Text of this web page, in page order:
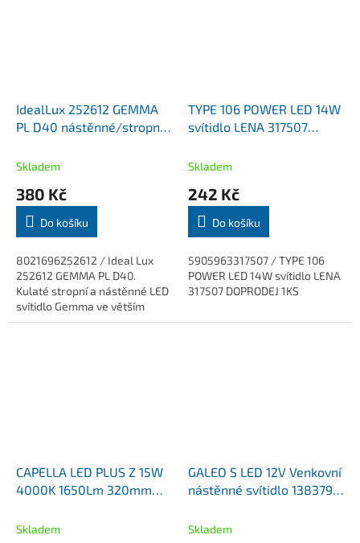
IdealLux 252612 GEMMA
PL D40 nástěnné/stropní
2880lm 3000K IP20 bílá
Skladem
380 Kč
Do košíku
8021696252612 / Ideal Lux
252612 GEMMA PL D40.
Kulaté stropní a nástěnné LED
svítidlo Gemma ve větším
bílém provedení o
TYPE 106 POWER LED 14W
svítidlo LENA 317507
Skladem
242 Kč
Do košíku
5905963317507 / TYPE 106
POWER LED 14W svítidlo LENA
317507 DOPRODEJ 1KS
CAPELLA LED PLUS Z 15W
4000K 1650Lm 320mm
lanku 951237 LENA
Skladem
GALEO S LED 12V Venkovní
nástěnné svítidlo 138379
Skladem